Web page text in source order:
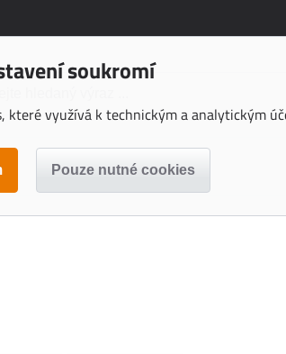
soukromí
které využívá k technickým a analytickým